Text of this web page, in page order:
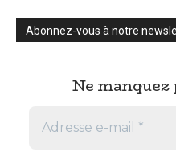
Abonnez-vous à notre
Ne manquez